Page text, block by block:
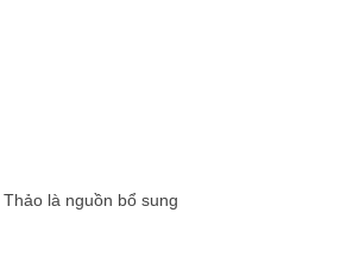
là nguồn bổ sung